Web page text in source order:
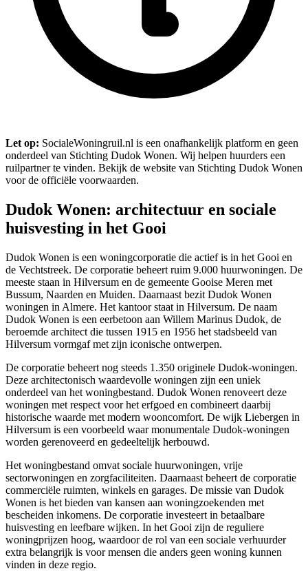
Let op: SocialeWoningruil.nl is een onafhankelijk platform en geen
onderdeel van Stichting Dudok Wonen. Wij helpen huurders een
ruilpartner te vinden. Bekijk de website van Stichting Dudok Wonen
voor de officiële voorwaarden.
Dudok Wonen: architectuur en sociale
huisvesting in het Gooi
Dudok Wonen is een woningcorporatie die actief is in het Gooi en
de Vechtstreek. De corporatie beheert ruim 9.000 huurwoningen. De
meeste staan in Hilversum en de gemeente Gooise Meren met
Bussum, Naarden en Muiden. Daarnaast bezit Dudok Wonen
woningen in Almere. Het kantoor staat in Hilversum. De naam
Dudok Wonen is een eerbetoon aan Willem Marinus Dudok, de
beroemde architect die tussen 1915 en 1956 het stadsbeeld van
Hilversum vormgaf met zijn iconische ontwerpen.
De corporatie beheert nog steeds 1.350 originele Dudok-woningen.
Deze architectonisch waardevolle woningen zijn een uniek
onderdeel van het woningbestand. Dudok Wonen renoveert deze
woningen met respect voor het erfgoed en combineert daarbij
historische waarde met modern wooncomfort. De wijk Liebergen in
Hilversum is een voorbeeld waar monumentale Dudok-woningen
worden gerenoveerd en gedeeltelijk herbouwd.
Het woningbestand omvat sociale huurwoningen, vrije
sectorwoningen en zorgfaciliteiten. Daarnaast beheert de corporatie
commerciële ruimten, winkels en garages. De missie van Dudok
Wonen is het bieden van kansen aan woningzoekenden met
bescheiden inkomens. De corporatie investeert in betaalbare
huisvesting en leefbare wijken. In het Gooi zijn de reguliere
woningprijzen hoog, waardoor de rol van een sociale verhuurder
extra belangrijk is voor mensen die anders geen woning kunnen
vinden in deze regio.